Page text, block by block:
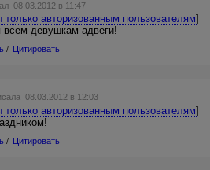
горести, обиды!
Мать – дерзкие слова,
незаслуженные крики…
не блистаю,
попросить,
обидевших когда-то,
любить!
08.03.2012 в 11:47
авторизованным пользователям]
всем девушкам адвеги!
/ Цитировать
08.03.2012 в 12:03
авторизованным пользователям]
/ Цитировать